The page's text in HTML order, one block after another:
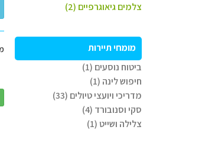
צלמים גיאוגרפיים (2)
מומחי תיירות
ביטוח נוסעים (1)
חיפוש לינה (1)
מדריכי ויועצי טיולים (33)
סקי וסנובורד (4)
צלילה ושייט (1)